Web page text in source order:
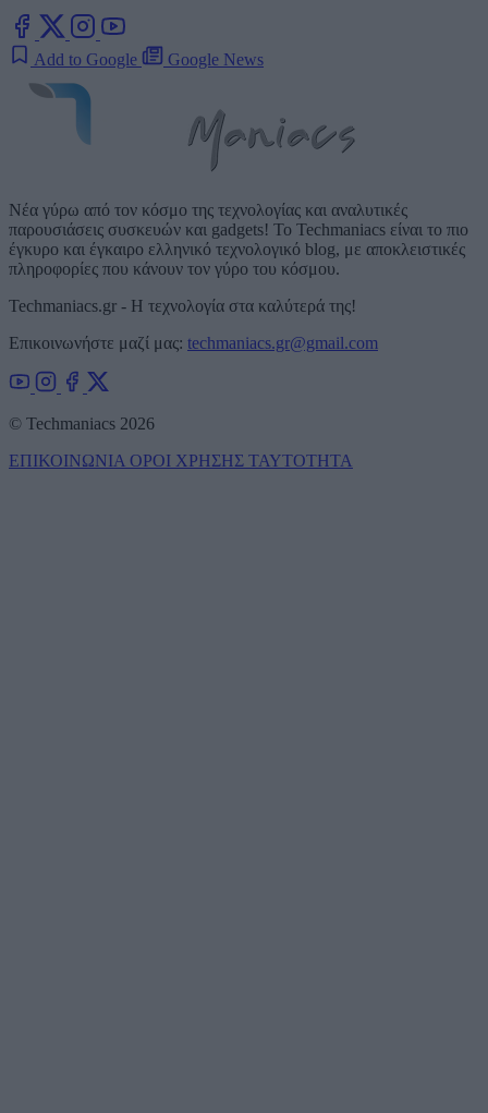
Add to Google Google News
Νέα γύρω από τον κόσμο της τεχνολογίας και αναλυτικές
παρουσιάσεις συσκευών και gadgets! Το Techmaniacs είναι το πιο
έγκυρο και έγκαιρο ελληνικό τεχνολογικό blog, με αποκλειστικές
πληροφορίες που κάνουν τον γύρο του κόσμου.
Techmaniacs.gr - Η τεχνολογία στα καλύτερά της!
Επικοινωνήστε μαζί μας: techmaniacs.gr@gmail.com
© Techmaniacs 2026
ΕΠΙΚΟΙΝΩΝΙΑ ΟΡΟΙ ΧΡΗΣΗΣ ΤΑΥΤΟΤΗΤΑ